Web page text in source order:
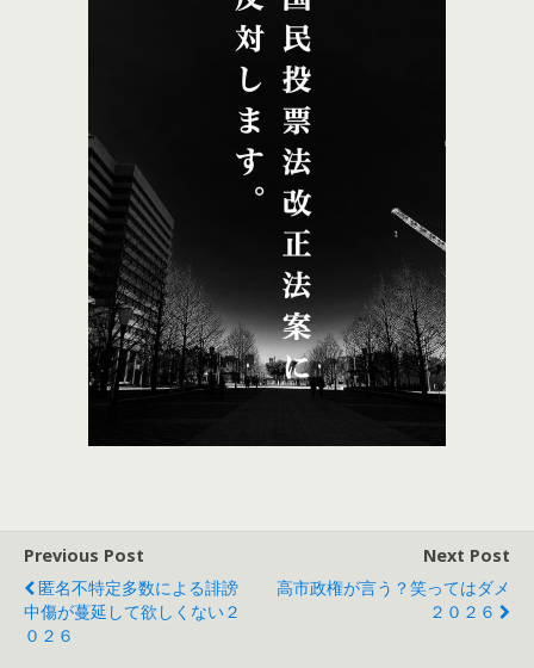
Previous Post
匿名不特定多数による誹謗
中傷が蔓延して欲しくない２
０２６
Next Post
高市政権が言う？笑ってはダメ
２０２６